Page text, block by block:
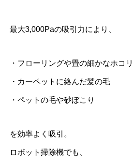
最大3,000Paの吸引力により、
・フローリングや畳の細かなホコリ
・カーペットに絡んだ髪の毛
・ペットの毛や砂ぼこり
を効率よく吸引。
ロボット掃除機でも、